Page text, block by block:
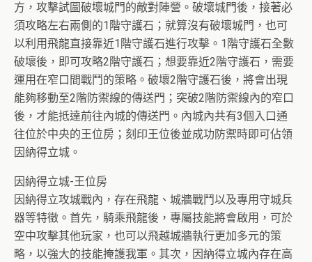
方，攻擊試圖破壞城門的敵對陣營。破壞城門後，接著必
須攻略左右兩側的1階守護石；就算沒有破壞城門，也可
以利用飛龍直接靠近1階守護石進行攻擊。1階守護石全數
破壞後，即可攻略2階守護石；想要靠近2階守護石，需要
運用在窄口間戰鬥的策略。破壞2階守護石後，將會出現
能夠移動至2階防禦線的傳送門；突破2階防禦線內的窄口
後，才能抵達前往內城的傳送門。內城內共有3個入口通
往位於中央的王位房；刻印王位後並成功防禦時即可佔領
因納得立城。
因納得立城-王位房
因納得立攻城戰內，存在飛龍、城牆戰鬥以及專用守城兵
器等特徵。首先，騎乘飛龍後，專屬技能將會啟用，可於
空中攻擊其他玩家，也可以飛越城牆執行更加多元的策
略，以強大的技能掩護我軍。其次，因納得立城內存在高